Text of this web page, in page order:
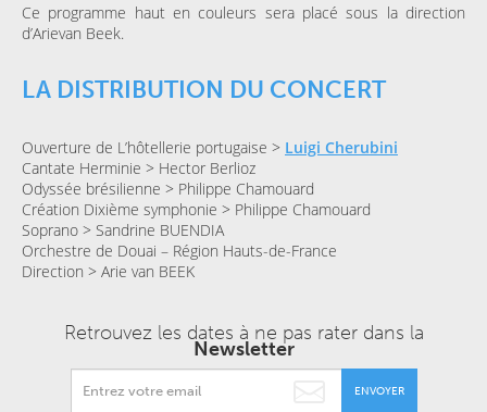
Ce programme haut en couleurs sera placé sous la direction
d’Arievan Beek.
LA DISTRIBUTION DU CONCERT
Ouverture de L’hôtellerie portugaise > Luigi Cherubini
Cantate Herminie > Hector Berlioz
Odyssée brésilienne > Philippe Chamouard
Création Dixième symphonie > Philippe Chamouard
Soprano > Sandrine BUENDIA
Orchestre de Douai – Région Hauts-de-France
Direction > Arie van BEEK
Retrouvez les dates à ne pas rater dans la
Newsletter
ENVOYER